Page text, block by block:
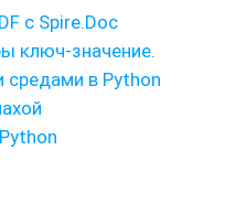
с Spire.Doc
ключ-значение.
средами в Python